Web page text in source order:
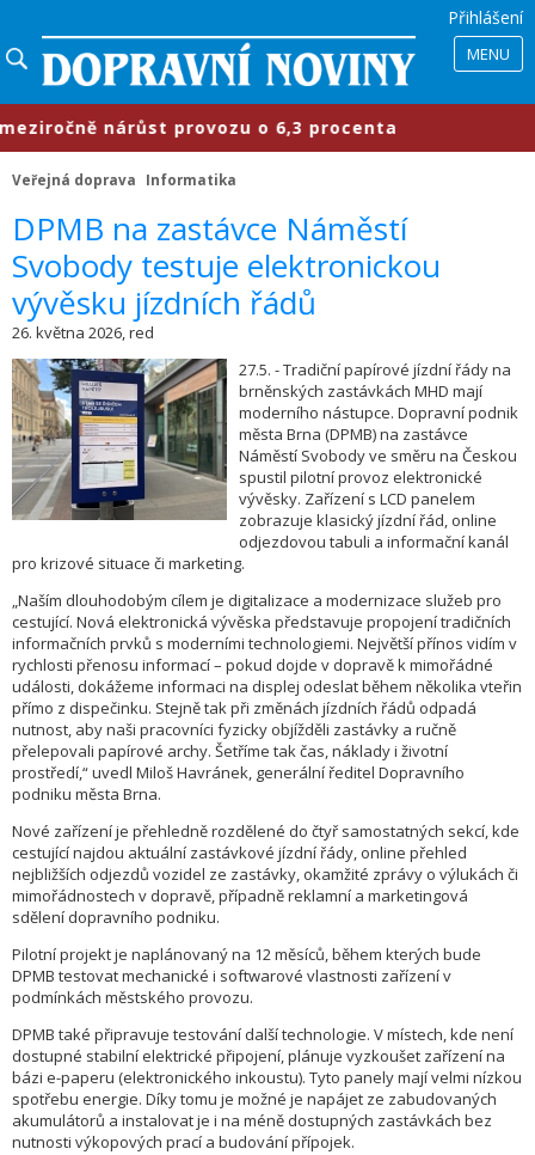
Přihlášení
MENU
nárůst provozu o 6,3 procenta
Veřejná doprava Informatika
​DPMB na zastávce Náměstí
Svobody testuje elektronickou
vývěsku jízdních řádů
26. května 2026, red
27.5. - Tradiční papírové jízdní řády na
brněnských zastávkách MHD mají
moderního nástupce. Dopravní podnik
města Brna (DPMB) na zastávce
Náměstí Svobody ve směru na Českou
spustil pilotní provoz elektronické
vývěsky. Zařízení s LCD panelem
zobrazuje klasický jízdní řád, online
odjezdovou tabuli a informační kanál
pro krizové situace či marketing.
„Naším dlouhodobým cílem je digitalizace a modernizace služeb pro
cestující. Nová elektronická vývěska představuje propojení tradičních
informačních prvků s moderními technologiemi. Největší přínos vidím v
rychlosti přenosu informací – pokud dojde v dopravě k mimořádné
události, dokážeme informaci na displej odeslat během několika vteřin
přímo z dispečinku. Stejně tak při změnách jízdních řádů odpadá
nutnost, aby naši pracovníci fyzicky objížděli zastávky a ručně
přelepovali papírové archy. Šetříme tak čas, náklady i životní
prostředí,“ uvedl Miloš Havránek, generální ředitel Dopravního
podniku města Brna.
Nové zařízení je přehledně rozdělené do čtyř samostatných sekcí, kde
cestující najdou aktuální zastávkové jízdní řády, online přehled
nejbližších odjezdů vozidel ze zastávky, okamžité zprávy o výlukách či
mimořádnostech v dopravě, případně reklamní a marketingová
sdělení dopravního podniku.
Pilotní projekt je naplánovaný na 12 měsíců, během kterých bude
DPMB testovat mechanické i softwarové vlastnosti zařízení v
podmínkách městského provozu.
DPMB také připravuje testování další technologie. V místech, kde není
dostupné stabilní elektrické připojení, plánuje vyzkoušet zařízení na
bázi e-paperu (elektronického inkoustu). Tyto panely mají velmi nízkou
spotřebu energie. Díky tomu je možné je napájet ze zabudovaných
akumulátorů a instalovat je i na méně dostupných zastávkách bez
nutnosti výkopových prací a budování přípojek.